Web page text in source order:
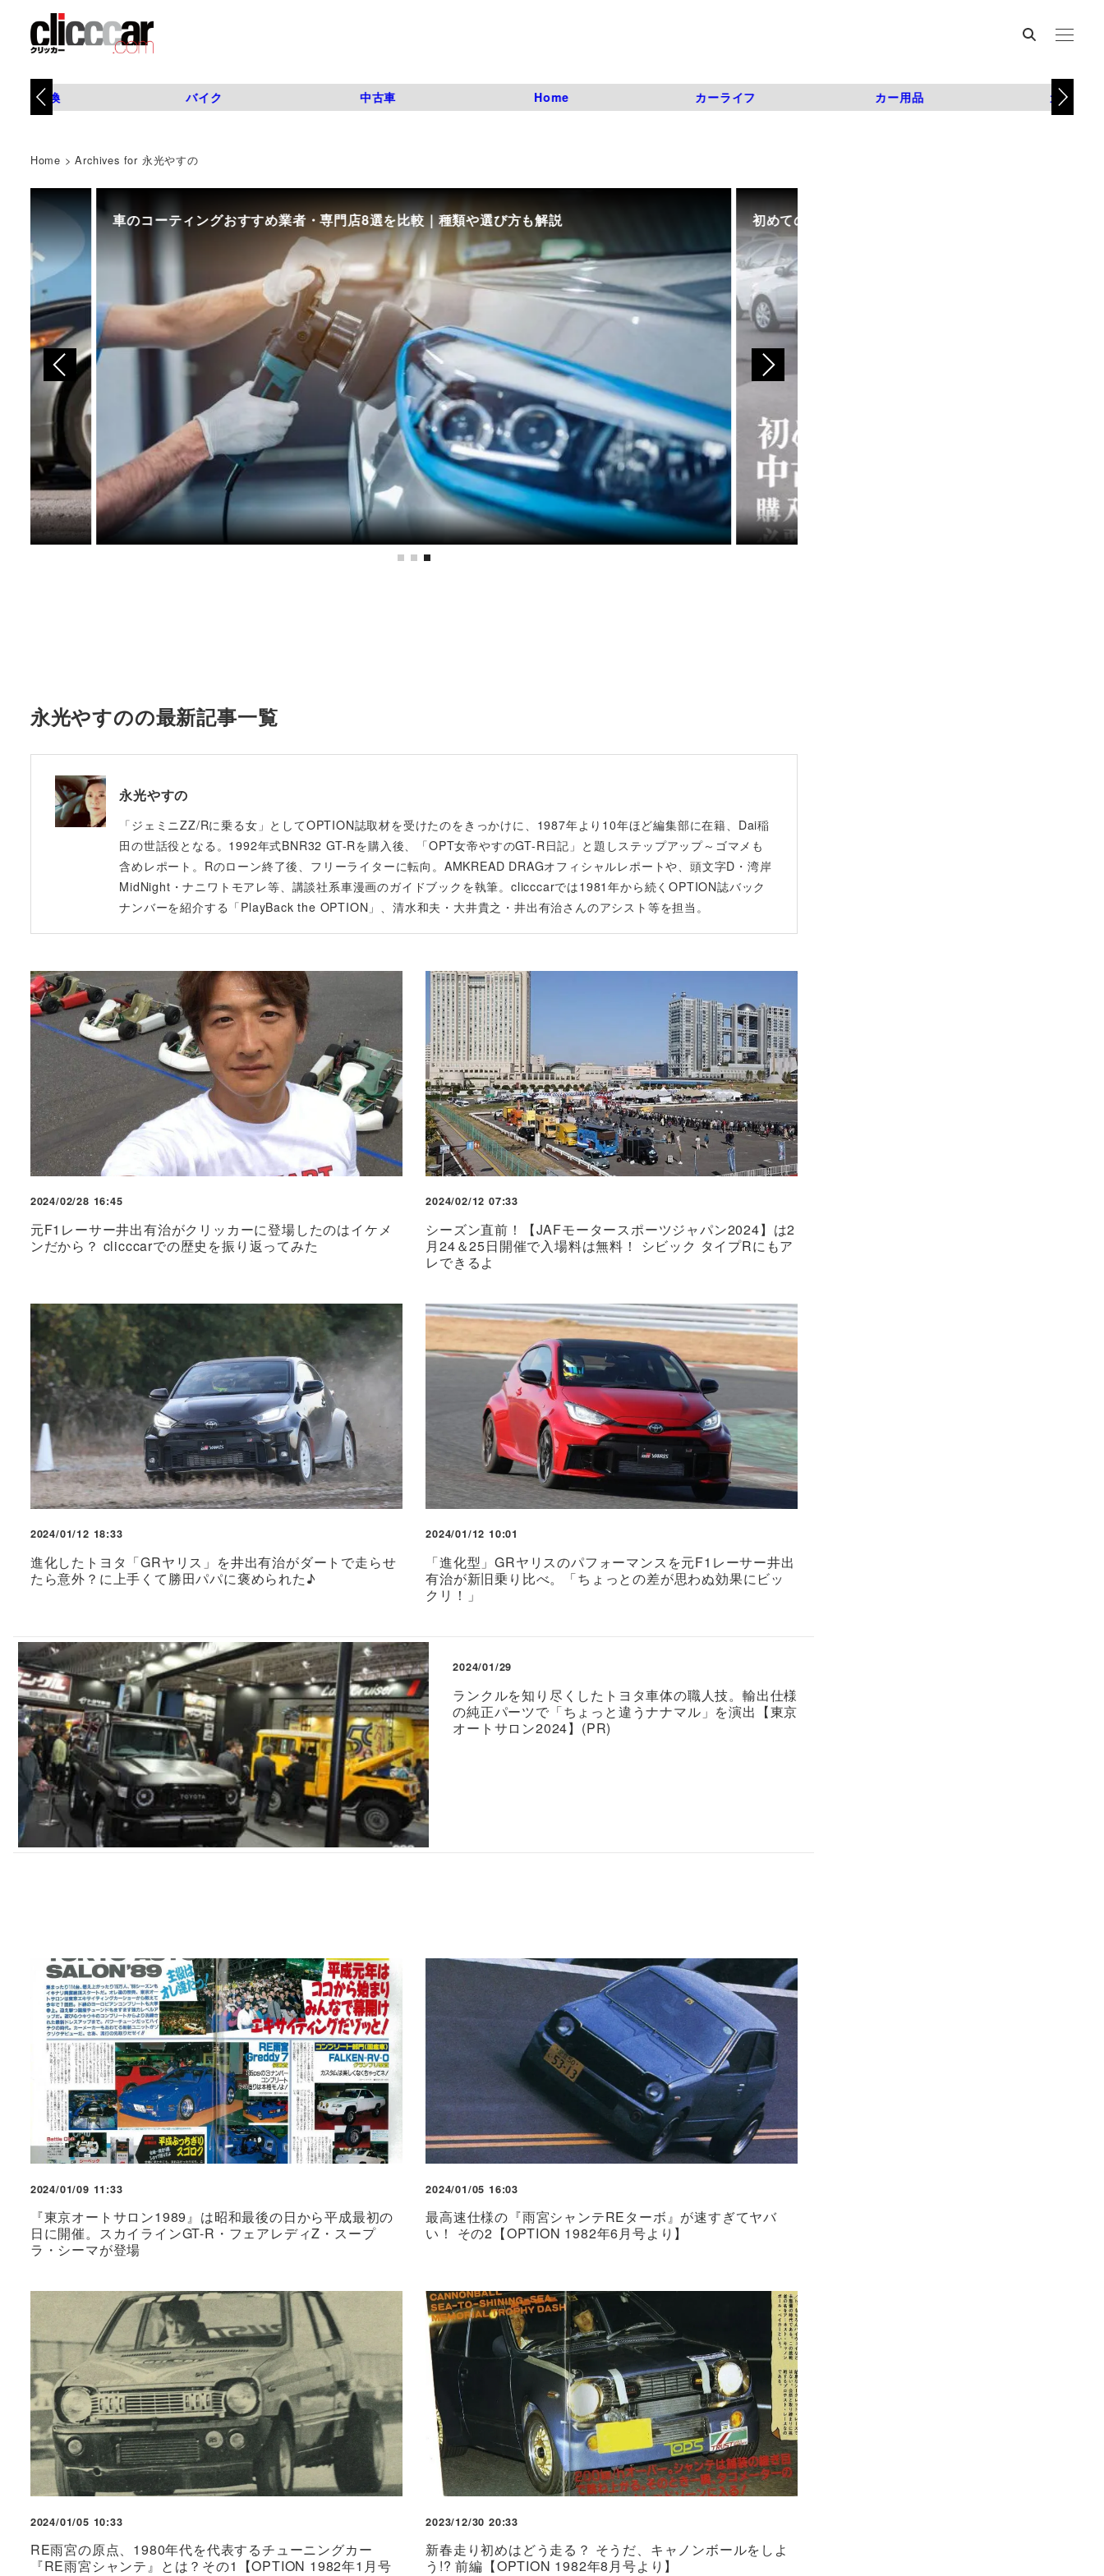
タイヤ交換 バイク 中古車 Home カーライフ カー用品 カスタム
Home >Archives for 永光やすの
車のコーティングおすすめ業者・専門店8選を比較｜種類や選び方も解説 初めての中古車選び、購入時の流れや必要な書類などに
永光やすのの最新記事一覧
永光やすの
「ジェミニZZ/Rに乗る女」としてOPTION誌取材を受けたのをきっかけに、1987年より10年ほど編集部に在籍、Dai稲
田の世話役となる。1992年式BNR32 GT-Rを購入後、「OPT女帝やすのGT-R日記」と題しステップアップ～ゴマメも
含めレポート。Rのローン終了後、フリーライターに転向。AMKREAD DRAGオフィシャルレポートや、頭文字D・湾岸
MidNight・ナニワトモアレ等、講談社系車漫画のガイドブックを執筆。clicccarでは1981年から続くOPTION誌バック
ナンバーを紹介する「PlayBack the OPTION」、清水和夫・大井貴之・井出有治さんのアシスト等を担当。
2024/02/28 16:45
元F1レーサー井出有治がクリッカーに登場したのはイケメ
ンだから？ clicccarでの歴史を振り返ってみた
2024/02/12 07:33
シーズン直前！【JAFモータースポーツジャパン2024】は2
月24＆25日開催で入場料は無料！ シビック タイプRにもア
レできるよ
2024/01/12 18:33
進化したトヨタ「GRヤリス」を井出有治がダートで走らせ
たら意外？に上手くて勝田パパに褒められた♪
2024/01/12 10:01
「進化型」GRヤリスのパフォーマンスを元F1レーサー井出
有治が新旧乗り比べ。「ちょっとの差が思わぬ効果にビッ
クリ！」
2024/01/29
ランクルを知り尽くしたトヨタ車体の職人技。輸出仕様
の純正パーツで「ちょっと違うナナマル」を演出【東京
オートサロン2024】(PR)
2024/01/09 11:33
『東京オートサロン1989』は昭和最後の日から平成最初の
日に開催。スカイラインGT-R・フェアレディZ・スープ
ラ・シーマが登場
2024/01/05 16:03
最高速仕様の『雨宮シャンテREターボ』が速すぎてヤバ
い！ その2【OPTION 1982年6月号より】
2024/01/05 10:33
RE雨宮の原点、1980年代を代表するチューニングカー
『RE雨宮シャンテ』とは？その1【OPTION 1982年1月号
2023/12/30 20:33
新春走り初めはどう走る？ そうだ、キャノンボールをしよ
う!? 前編【OPTION 1982年8月号より】